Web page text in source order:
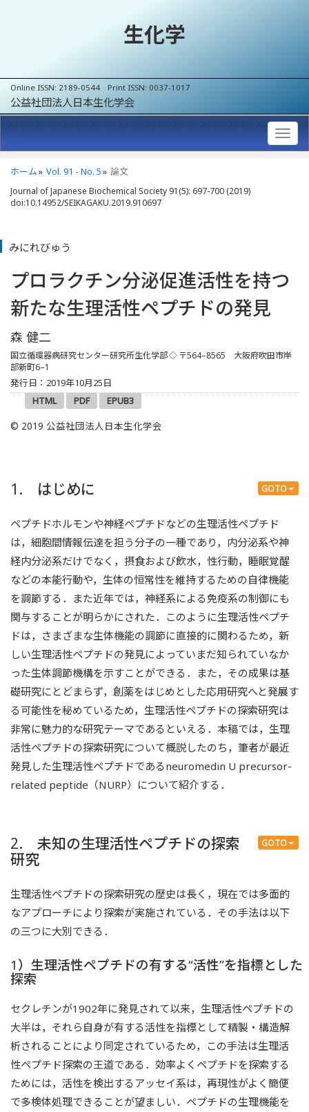
生化学
Online ISSN: 2189-0544 Print ISSN: 0037-1017
公益社団法人日本生化学会
ホーム Vol. 91 - No. 5 論文
Journal of Japanese Biochemical Society 91(5): 697-700 (2019)
doi:10.14952/SEIKAGAKU.2019.910697
みにれびゅう
プロラクチン分泌促進活性を持つ
新たな生理活性ペプチドの発見
森 健二
国立循環器病研究センター研究所生化学部◇ 〒564–8565 大阪府吹田市岸
部新町6–1
発行日：2019年10月25日
HTML
PDF EPUB3
© 2019 公益社団法人日本生化学会
GOTO
1. はじめに
ペプチドホルモンや神経ペプチドなどの生理活性ペプチド
は，細胞間情報伝達を担う分子の一種であり，内分泌系や神
経内分泌系だけでなく，摂食および飲水，性行動，睡眠覚醒
などの本能行動や，生体の恒常性を維持するための自律機能
を調節する．また近年では，神経系による免疫系の制御にも
関与することが明らかにされた．このように生理活性ペプチ
ドは，さまざまな生体機能の調節に直接的に関わるため，新
しい生理活性ペプチドの発見によっていまだ知られていなか
った生体調節機構を示すことができる．また，その成果は基
礎研究にとどまらず，創薬をはじめとした応用研究へと発展す
る可能性を秘めているため，生理活性ペプチドの探索研究は
非常に魅力的な研究テーマであるといえる．本稿では，生理
活性ペプチドの探索研究について概説したのち，筆者が最近
発見した生理活性ペプチドであるneuromedin U precursor-
related peptide（NURP）について紹介する．
GOTO
2. 未知の生理活性ペプチドの探索
研究
生理活性ペプチドの探索研究の歴史は長く，現在では多面的
なアプローチにより探索が実施されている．その手法は以下
の三つに大別できる．
1）生理活性ペプチドの有する“活性”を指標とした
探索
セクレチンが1902年に発見されて以来，生理活性ペプチドの
大半は，それら自身が有する活性を指標として精製・構造解
析されることにより同定されているため，この手法は生理活
性ペプチド探索の王道である．効率よくペプチドを探索する
ためには，活性を検出するアッセイ系は，再現性がよく簡便
で多検体処理できることが望ましい．ペプチドの生理機能を